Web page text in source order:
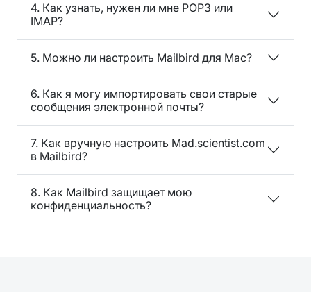
4. Как узнать, нужен ли мне POP3 или
IMAP?
5. Можно ли настроить Mailbird для Mac?
6. Как я могу импортировать свои старые
сообщения электронной почты?
7. Как вручную настроить Mad.scientist.com
в Mailbird?
8. Как Mailbird защищает мою
конфиденциальность?